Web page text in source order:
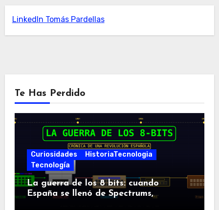
LinkedIn Tomás Pardellas
Te Has Perdido
Curiosidades
HistoriaTecnologia
Tecnología
La guerra de los 8 bits: cuando
España se llenó de Spectrums,